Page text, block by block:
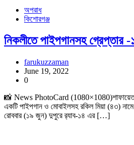
অপরাধ
কিশোরগঞ্জ
নিকলীতে পাইপগানসহ গ্রেপ্তার -
farukuzzaman
June 19, 2022
0
📸 News PhotoCard (1080×1080)শাফায়েত
একটি পাইপগান ও মোবাইলসহ রকিল মিয়া (৪৩)
রোববার (১৯ জুন) দুপুরে র‌্যাব-১৪ এর […]